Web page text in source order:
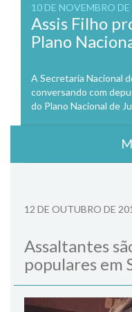
10 DE NOVEMBRO
Assis Filho
Plano
A Secretaria Nacional
conversando com
do Plano Nacional de
12 DE OUTUBRO DE
Assaltantes
populares em